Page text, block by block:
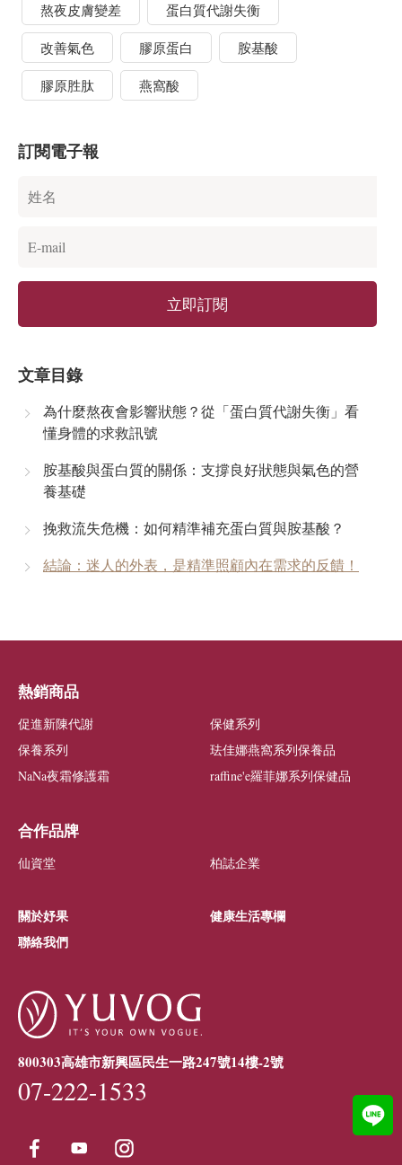
熬夜皮膚變差 蛋白質代謝失衡
改善氣色 膠原蛋白 胺基酸
膠原胜肽 燕窩酸
訂閱電子報
立即訂閱
文章目錄
為什麼熬夜會影響狀態？從「蛋白質代謝失衡」看
懂身體的求救訊號
胺基酸與蛋白質的關係：支撐良好狀態與氣色的營
養基礎
挽救流失危機：如何精準補充蛋白質與胺基酸？
結論：迷人的外表，是精準照顧內在需求的反饋！
熱銷商品
促進新陳代謝
保健系列
保養系列
珐佳娜燕窩系列保養品
NaNa夜霜修護霜
raffine'e羅菲娜系列保健品
合作品牌
仙資堂 柏誌企業
關於妤果
健康生活專欄
聯絡我們
800303高雄市新興區民生一路247號14樓-2號
07-222-1533